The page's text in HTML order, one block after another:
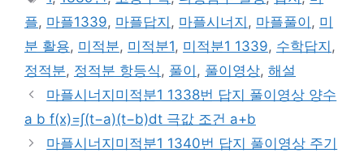
리
그
플, 마플1339, 마플답지 , 마플시너지 , 마플풀이 , 미
분 활용, 미적분, 미적분1, 미적분1 1339, 수학답지 ,
정적분, 정적분 항등식, 풀이 , 풀이영상, 해설
마플시너지미적분1 1338번 답지 풀이영상 양수
a b f(x)=∫(t−a)(t−b)dt 극값 조건 a+b
마플시너지미적분1 1340번 답지 풀이영상 주기